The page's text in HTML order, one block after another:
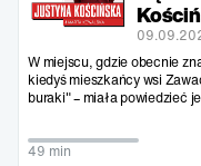
W miejscu, gdzie obecnie
kiedyś mieszkańcy wsi
buraki" – miała powiedzieć
49 min